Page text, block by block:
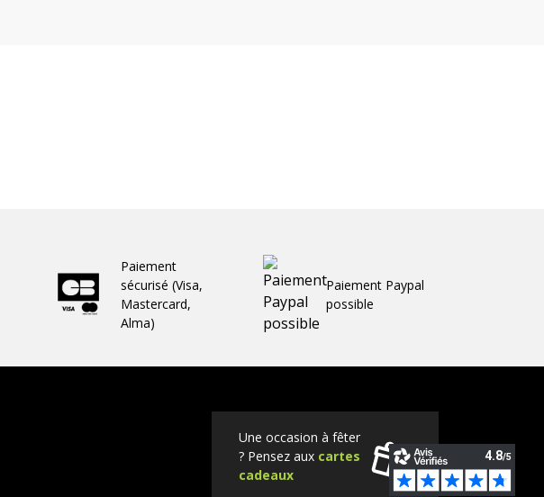
Paiement
sécurisé (Visa,
Mastercard,
Alma)
Paiement Paypal
possible
Une occasion à fêter
? Pensez aux cartes
cadeaux